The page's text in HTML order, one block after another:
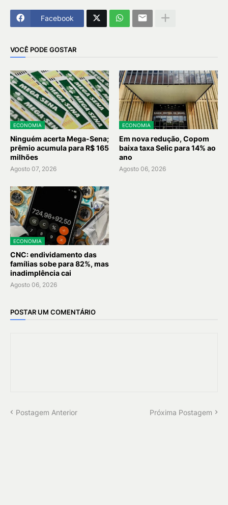
Facebook
VOCÊ PODE GOSTAR
ECONOMIA
Ninguém acerta Mega-Sena;
prêmio acumula para R$ 165
milhões
Agosto 07, 2026
ECONOMIA
Em nova redução, Copom
baixa taxa Selic para 14% ao
ano
Agosto 06, 2026
ECONOMIA
CNC: endividamento das
famílias sobe para 82%, mas
inadimplência cai
Agosto 06, 2026
POSTAR UM COMENTÁRIO
Postagem Anterior Próxima Postagem